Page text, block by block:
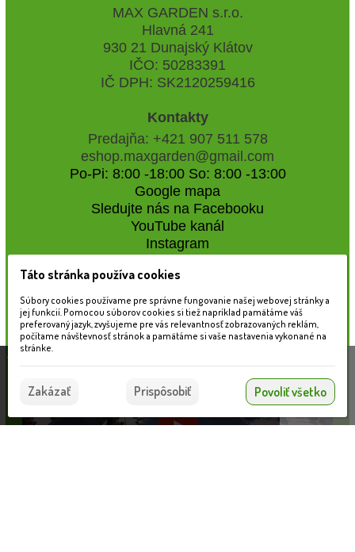
MAX GARDEN s.r.o.
Hlavná 241
930 21 Dunajský Klátov
IČO: 50283391
IČ DPH: SK2120259416
Kontakty
Predajňa: +421 907 511 578
eshop.maxgarden@gmail.com
Po-Pi: 8:00 -18:00 So: 8:00 -13:00
Google mapa
Sledujte nás na Facebooku
YouTube kanál
Instagram
Naše záhradné centrum
Táto stránka používa súbory cookies, ktoré nám
pomáhajú poskytovať služby. Používaním našich
služieb vyjadrujete súhlas s používaním súborov
Súhlasím
Táto stránka používa cookies
Súbory cookies používame pre správne fungovanie našej webovej stránky a
jej funkcií. Pomocou súborov cookies si tiež napríklad pamätáme váš
preferovaný jazyk, zvyšujeme pre vás relevantnosť zobrazovaných reklám,
počítame návštevnosť stránok a pamätáme si vaše nastavenia vykonané na
stránke.
Zakázať Prispôsobiť Povoliť všetko